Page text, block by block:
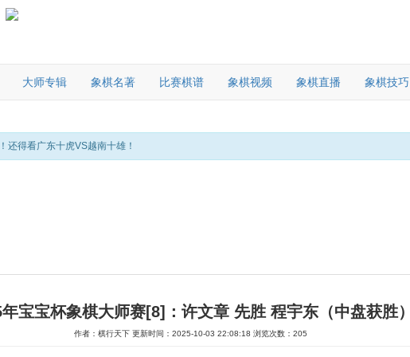
大师专辑 象棋名著 比赛棋谱 象棋视频 象棋直播 象棋技巧
还得看广东十虎VS越南十雄！
宝宝杯象棋大师赛[8]：许文章 先胜 程宇东（中盘获胜）
作者：棋行天下 更新时间：2025-10-03 22:08:18 浏览次数：205